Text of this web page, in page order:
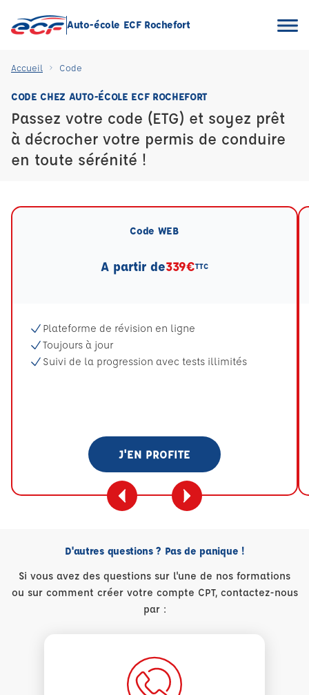
Auto-école ECF Rochefort
Accueil Code
CODE CHEZ AUTO-ÉCOLE ECF ROCHEFORT
Passez votre code (ETG) et soyez prêt
à décrocher votre permis de conduire
en toute sérénité !
Code WEB
A partir de339€TTC
Plateforme de révision en ligne
Toujours à jour
Suivi de la progression avec tests illimités
J'EN PROFITE
D'autres questions ? Pas de panique !
Si vous avez des questions sur l'une de nos formations
ou sur comment créer votre compte CPT, contactez-nous
par :